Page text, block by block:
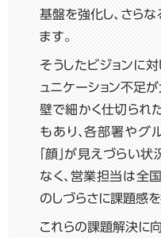
基盤を強化し、さら
ます。
そうしたビジョンに
ュニケーション不足
壁で細かく仕切られ
もあり、各部署やグ
「顔」が見えづらい
なく、営業担当は全
のしづらさに課題感を
これらの課題解決に